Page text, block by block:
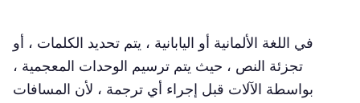
في اللغة الألمانية أو اليابانية ، يتم تحديد الكلمات ، أو
تجزئة النص ، حيث يتم ترسيم الوحدات المعجمية ،
بواسطة الآلات قبل إجراء أي ترجمة ، لأن المسافات